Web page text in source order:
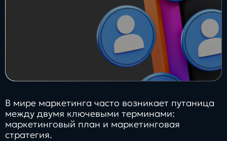
Контакты Продукты
бриф
В мире маркетинга часто возникает путаница
между двумя ключевыми терминами:
маркетинговый план и маркетинговая
стратегия.